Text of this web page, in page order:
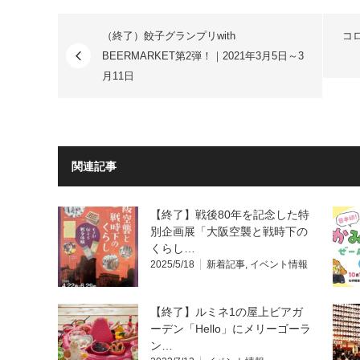
（終了）餃子グランプリwith
BEERMARKET第2弾！｜2021年3月5日～3
月11日
コ
関連記事
【終了】戦後80年を記念した特
別企画展「大阪空襲と戦時下の
くらし…
2025/5/18 新着記事, イベント情報
【終了】ルミネ1の屋上ビアガ
ーデン「Hello」にメリーゴーラ
ン…